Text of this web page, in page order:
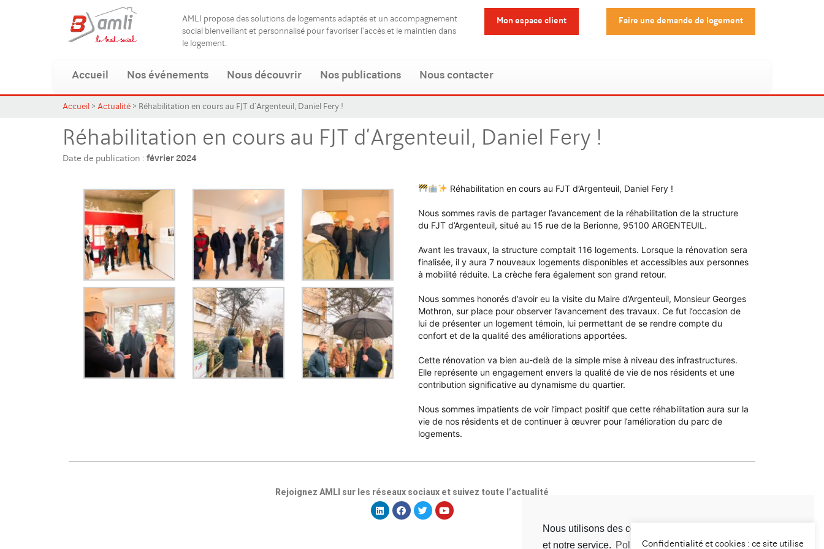
Nous utilisons des cookies pour optimiser notre site web
et notre service. Politique de cookies
AMLI propose des solutions de logements adaptés et un accompagnement
social bienveillant et personnalisé pour favoriser l’accès et le maintien dans
le logement.
Mon espace client Faire une demande de logement
Accueil Nos événements Nous découvrir Nos publications Nous contacter
Accueil > Actualité > Réhabilitation en cours au FJT d’Argenteuil, Daniel Fery !
Réhabilitation en cours au FJT d’Argenteuil, Daniel Fery !
Date de publication : février 2024
Réhabilitation en cours au FJT d’Argenteuil, Daniel Fery !
Nous sommes ravis de partager l’avancement de la réhabilitation de la structure
du FJT d’Argenteuil, situé au 15 rue de la Berionne, 95100 ARGENTEUIL.
Avant les travaux, la structure comptait 116 logements. Lorsque la rénovation sera
finalisée, il y aura 7 nouveaux logements disponibles et accessibles aux personnes
à mobilité réduite. La crèche fera également son grand retour.
Nous sommes honorés d’avoir eu la visite du Maire d’Argenteuil, Monsieur Georges
Mothron, sur place pour observer l’avancement des travaux. Ce fut l’occasion de
lui de présenter un logement témoin, lui permettant de se rendre compte du
confort et de la qualité des améliorations apportées.
Cette rénovation va bien au-delà de la simple mise à niveau des infrastructures.
Elle représente un engagement envers la qualité de vie de nos résidents et une
contribution significative au dynamisme du quartier.
Nous sommes impatients de voir l’impact positif que cette réhabilitation aura sur la
vie de nos résidents et de continuer à œuvrer pour l’amélioration du parc de
logements.
Rejoignez AMLI sur les réseaux sociaux et suivez toute l’actualité
Confidentialité et cookies : ce site utilise